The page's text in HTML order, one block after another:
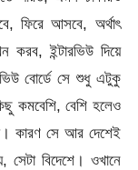
ফিরে আসবে, অর্থাৎ
ইন্টারভিউ দিয়ে
বোর্ডে সে শুধু এটুকু
কমবেশি, বেশি হলেও
কারণ সে আর দেশেই
সেটা বিদেশে। ওখানে